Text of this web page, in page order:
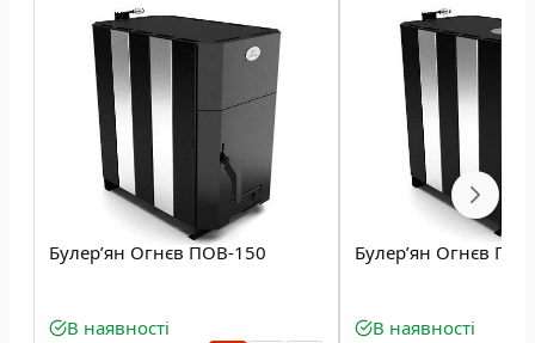
Булерʼян Огнєв ПОВ-150
В наявності
Булерʼян Огнєв
В наявності